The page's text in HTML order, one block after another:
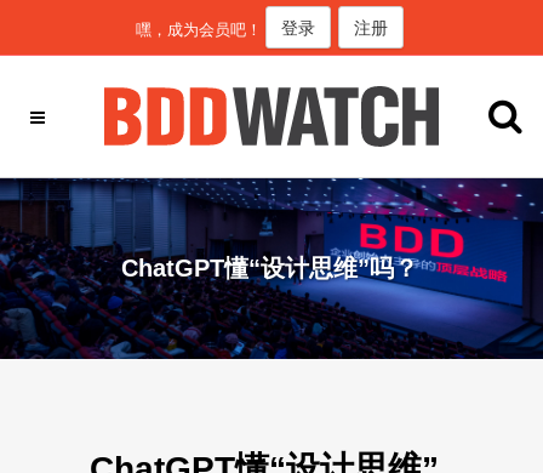
嘿，成为会员吧！ 登录 注册
ChatGPT懂“设计思维”吗？